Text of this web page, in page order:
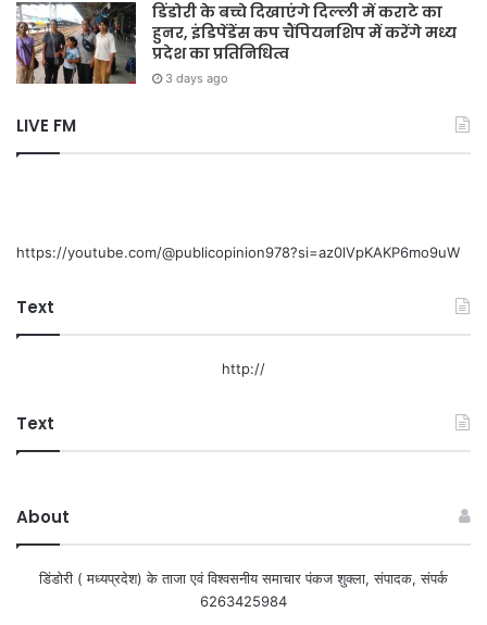
डिंडोरी के बच्चे दिखाएंगे दिल्ली में कराटे का
हुनर, इंडिपेंडेंस कप चैंपियनशिप में करेंगे मध्य
प्रदेश का प्रतिनिधित्व
3 days ago
LIVE FM
https://youtube.com/@publicopinion978?si=az0lVpKAKP6mo9uW
Text
http://
Text
About
डिंडोरी ( मध्यप्रदेश) के ताजा एवं विश्वसनीय समाचार पंकज शुक्ला, संपादक, संपर्क
6263425984